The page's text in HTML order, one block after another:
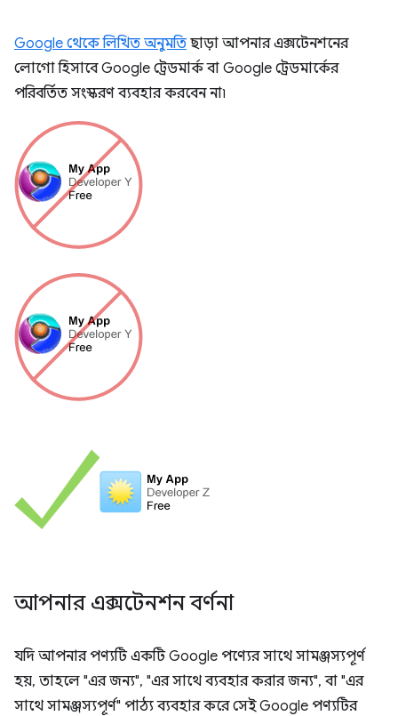
Google থেকে লিখিত অনুমতি ছাড়া আপনার এক্সটেনশনের
লোগো হিসাবে Google ট্রেডমার্ক বা Google ট্রেডমার্কের
পরিবর্তিত সংস্করণ ব্যবহার করবেন না৷
আপনার এক্সটেনশন বর্ণনা
যদি আপনার পণ্যটি একটি Google পণ্যের সাথে সামঞ্জস্যপূর্ণ
হয়, তাহলে "এর জন্য", "এর সাথে ব্যবহার করার জন্য", বা "এর
সাথে সামঞ্জস্যপূর্ণ" পাঠ্য ব্যবহার করে সেই Google পণ্যটির